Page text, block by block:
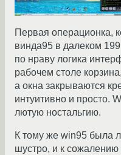
Первая операционка,
винда95 в далеком
по нраву логика
рабочем столе
а окна закрываются
интуитивно и просто.
лютую ностальгию.
К тому же win95 была
шустро, и к